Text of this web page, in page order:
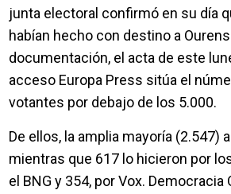
junta electoral confirmó en su día
habían hecho con destino a
documentación, el acta de este
acceso Europa Press sitúa el
votantes por debajo de los 5.000.
De ellos, la amplia mayoría (2.547)
mientras que 617 lo hicieron por
el BNG y 354, por Vox. Democracia